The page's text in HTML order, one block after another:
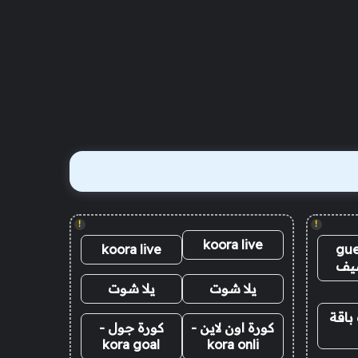
!
!
koora live
koora live
يلا شوت يلا شوت
كورة اون لاين -
kora onli
كورة جول -
kora goal